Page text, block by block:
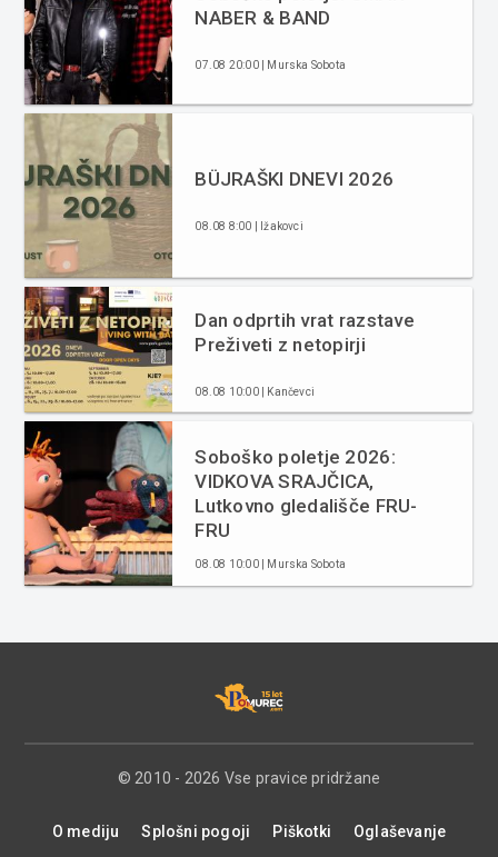
NABER & BAND
07.08 20:00 | Murska Sobota
BÜJRAŠKI DNEVI 2026
08.08 8:00 | Ižakovci
Dan odprtih vrat razstave
Preživeti z netopirji
08.08 10:00 | Kančevci
Soboško poletje 2026:
VIDKOVA SRAJČICA,
Lutkovno gledališče FRU-
FRU
08.08 10:00 | Murska Sobota
© 2010 - 2026 Vse pravice pridržane
O mediju Splošni pogoji Piškotki Oglaševanje